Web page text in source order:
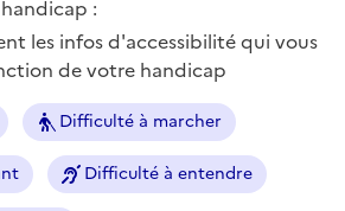
:
les infos d'accessibilité qui vous
de votre handicap
Difficulté à marcher
Difficulté à entendre